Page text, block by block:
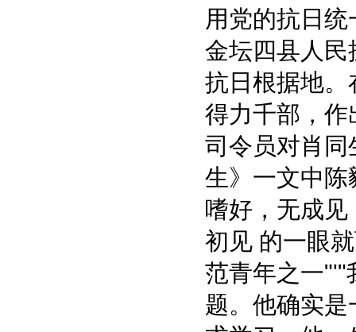
用党的抗日
金坛四县人
抗日根据地
得力千部，
司令员对肖
生》一文中陈
嗜好，无成
初见 的一眼
范青年之一"'"
题。他确实